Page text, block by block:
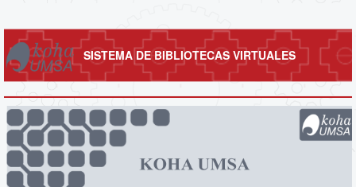
SISTEMA DE BIBLIOTECAS VIRTUALES